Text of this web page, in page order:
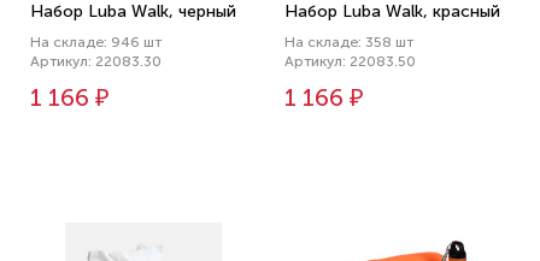
Набор Luba Walk, черный
На складе: 946 шт
Артикул: 22083.30
1 166 ₽
Набор Luba Walk, красный
На складе: 358 шт
Артикул: 22083.50
1 166 ₽